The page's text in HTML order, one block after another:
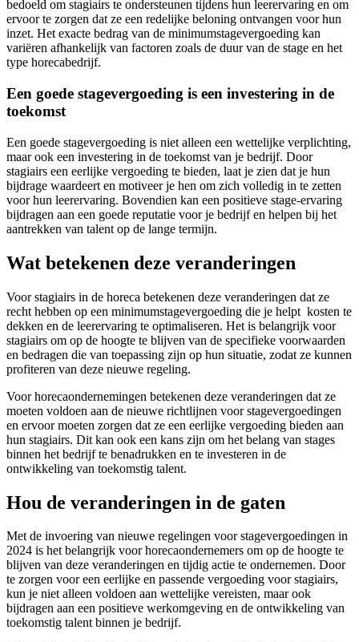
bedoeld om stagiairs te ondersteunen tijdens hun leerervaring en om
ervoor te zorgen dat ze een redelijke beloning ontvangen voor hun
inzet. Het exacte bedrag van de minimumstagevergoeding kan
variëren afhankelijk van factoren zoals de duur van de stage en het
type horecabedrijf.
Een goede stagevergoeding is een investering in de
toekomst
Een goede stagevergoeding is niet alleen een wettelijke verplichting,
maar ook een investering in de toekomst van je bedrijf. Door
stagiairs een eerlijke vergoeding te bieden, laat je zien dat je hun
bijdrage waardeert en motiveer je hen om zich volledig in te zetten
voor hun leerervaring. Bovendien kan een positieve stage-ervaring
bijdragen aan een goede reputatie voor je bedrijf en helpen bij het
aantrekken van talent op de lange termijn.
Wat betekenen deze veranderingen
Voor stagiairs in de horeca betekenen deze veranderingen dat ze
recht hebben op een minimumstagevergoeding die je helpt kosten te
dekken en de leerervaring te optimaliseren. Het is belangrijk voor
stagiairs om op de hoogte te blijven van de specifieke voorwaarden
en bedragen die van toepassing zijn op hun situatie, zodat ze kunnen
profiteren van deze nieuwe regeling.
Voor horecaondernemingen betekenen deze veranderingen dat ze
moeten voldoen aan de nieuwe richtlijnen voor stagevergoedingen
en ervoor moeten zorgen dat ze een eerlijke vergoeding bieden aan
hun stagiairs. Dit kan ook een kans zijn om het belang van stages
binnen het bedrijf te benadrukken en te investeren in de
ontwikkeling van toekomstig talent.
Hou de veranderingen in de gaten
Met de invoering van nieuwe regelingen voor stagevergoedingen in
2024 is het belangrijk voor horecaondernemers om op de hoogte te
blijven van deze veranderingen en tijdig actie te ondernemen. Door
te zorgen voor een eerlijke en passende vergoeding voor stagiairs,
kun je niet alleen voldoen aan wettelijke vereisten, maar ook
bijdragen aan een positieve werkomgeving en de ontwikkeling van
toekomstig talent binnen je bedrijf.